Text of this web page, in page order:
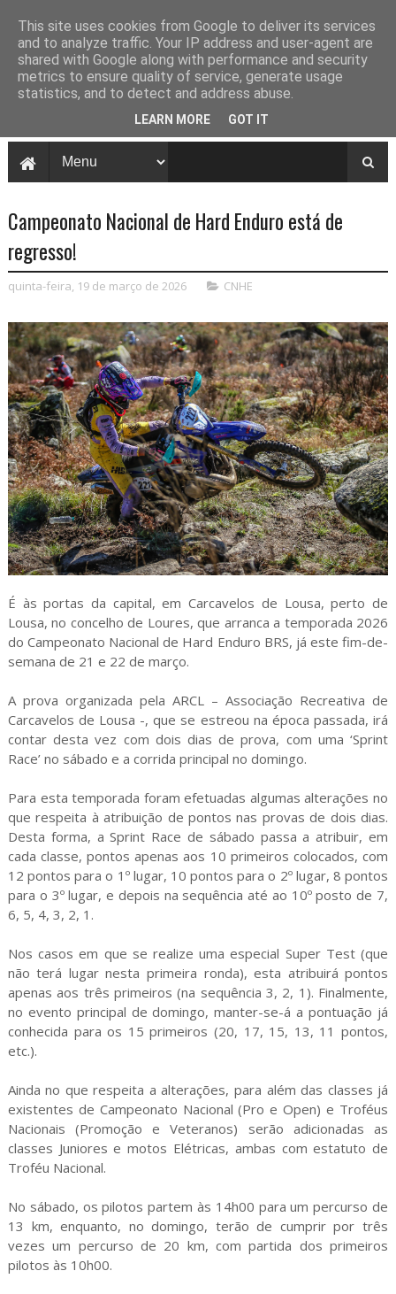
Campeonato Nacional de Hard Enduro está de
regresso!
quinta-feira, 19 de março de 2026 CNHE
É às portas da capital, em Carcavelos de Lousa, perto de
Lousa, no concelho de Loures, que arranca a temporada 2026
do Campeonato Nacional de Hard Enduro BRS, já este fim-de-
semana de 21 e 22 de março.
A prova organizada pela ARCL – Associação Recreativa de
Carcavelos de Lousa -, que se estreou na época passada, irá
contar desta vez com dois dias de prova, com uma ‘Sprint
Race’ no sábado e a corrida principal no domingo.
Para esta temporada foram efetuadas algumas alterações no
que respeita à atribuição de pontos nas provas de dois dias.
Desta forma, a Sprint Race de sábado passa a atribuir, em
cada classe, pontos apenas aos 10 primeiros colocados, com
12 pontos para o 1º lugar, 10 pontos para o 2º lugar, 8 pontos
para o 3º lugar, e depois na sequência até ao 10º posto de 7,
6, 5, 4, 3, 2, 1.
Nos casos em que se realize uma especial Super Test (que
não terá lugar nesta primeira ronda), esta atribuirá pontos
apenas aos três primeiros (na sequência 3, 2, 1). Finalmente,
no evento principal de domingo, manter-se-á a pontuação já
conhecida para os 15 primeiros (20, 17, 15, 13, 11 pontos,
etc.).
Ainda no que respeita a alterações, para além das classes já
existentes de Campeonato Nacional (Pro e Open) e Troféus
Nacionais (Promoção e Veteranos) serão adicionadas as
classes Juniores e motos Elétricas, ambas com estatuto de
Troféu Nacional.
No sábado, os pilotos partem às 14h00 para um percurso de
13 km, enquanto, no domingo, terão de cumprir por três
vezes um percurso de 20 km, com partida dos primeiros
pilotos às 10h00.
This site uses cookies from Google to deliver its services
and to analyze traffic. Your IP address and user-agent are
shared with Google along with performance and security
metrics to ensure quality of service, generate usage
statistics, and to detect and address abuse.
LEARN MORE GOT IT